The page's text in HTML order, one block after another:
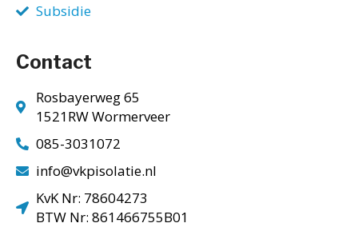
Subsidie
Contact
Rosbayerweg 65
1521RW Wormerveer
085-3031072
info@vkpisolatie.nl
KvK Nr: 78604273
BTW Nr: 861466755B01